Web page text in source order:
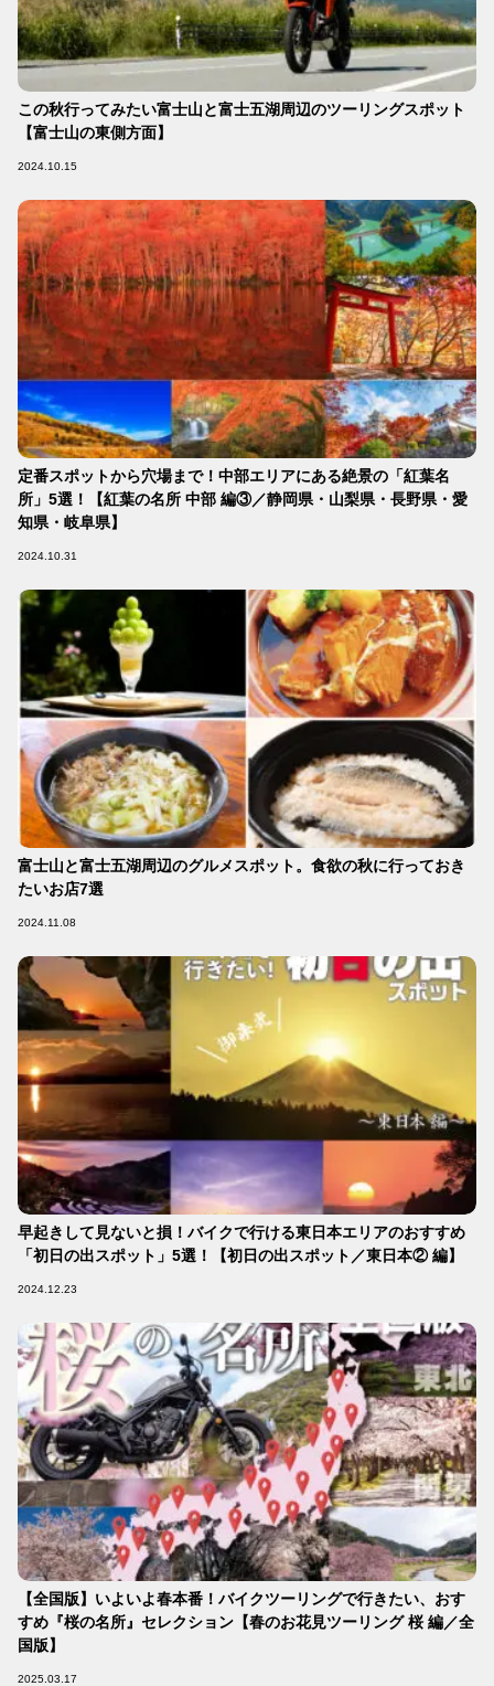
この秋行ってみたい富士山と富士五湖周辺のツーリングスポット
【富士山の東側方面】
2024.10.15
定番スポットから穴場まで！中部エリアにある絶景の「紅葉名
所」5選！【紅葉の名所 中部 編③／静岡県・山梨県・長野県・愛
知県・岐阜県】
2024.10.31
富士山と富士五湖周辺のグルメスポット。食欲の秋に行っておき
たいお店7選
2024.11.08
早起きして見ないと損！バイクで行ける東日本エリアのおすすめ
「初日の出スポット」5選！【初日の出スポット／東日本② 編】
2024.12.23
【全国版】いよいよ春本番！バイクツーリングで行きたい、おす
すめ『桜の名所』セレクション【春のお花見ツーリング 桜 編／全
国版】
2025.03.17